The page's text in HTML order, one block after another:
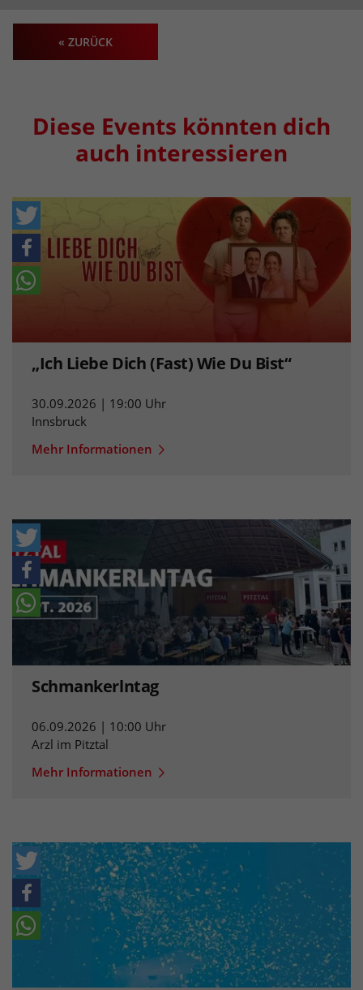
« ZURÜCK
Diese Events könnten dich
auch interessieren
„Ich Liebe Dich (Fast) Wie Du Bist“
30.09.2026 | 19:00 Uhr
Innsbruck
Mehr Informationen
Schmankerlntag
06.09.2026 | 10:00 Uhr
Arzl im Pitztal
Mehr Informationen